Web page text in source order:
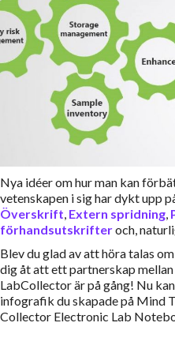
Nya idéer om hur man kan
vetenskapen i sig har dykt upp
Överskrift Extern spridning
förhandsutskrifteroch,
Blev du glad av att höra talas
dig åt att ett partnerskap
LabCollector är på gång! Nu
infografik du skapade på Mind
Collector Electronic Lab